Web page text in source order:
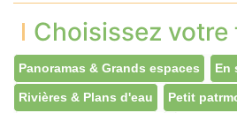
Choisissez votre
Panoramas & Grands espaces En
Rivières & Plans d'eau Petit